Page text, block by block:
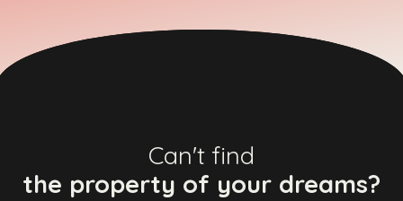
Can't find
the property of your dreams?